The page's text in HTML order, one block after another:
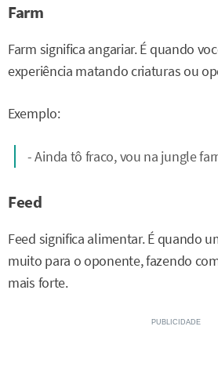
Farm
Farm significa angariar. É quando
experiência matando criaturas ou
Exemplo:
- Ainda tô fraco, vou na jungle
Feed
Feed significa alimentar. É quando
muito para o oponente, fazendo
mais forte.